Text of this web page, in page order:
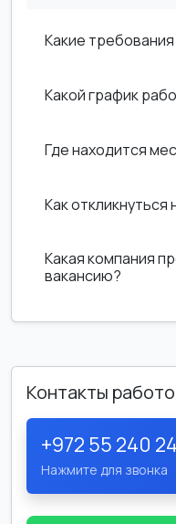
Какие
Какой график
Где находится
Как откликнуться
Какая компания
вакансию?
Контакты
+972 55 240
Нажмите для звонка